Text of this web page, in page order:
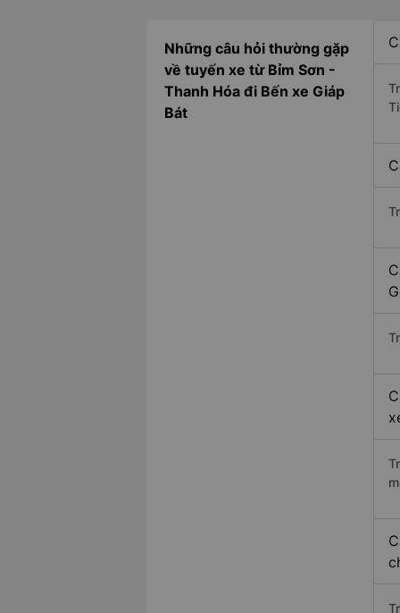
Những câu hỏi thường gặp
về tuyến xe từ Bỉm Sơn -
Thanh Hóa đi Bến xe Giáp
Bát